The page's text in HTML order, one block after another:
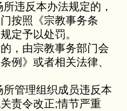
违反本办法规定的，
按照《宗教事务条
定予以处罚。
由宗教事务部门会
例》或者相关法律、
管理组织成员违反本
责令改正;情节严重